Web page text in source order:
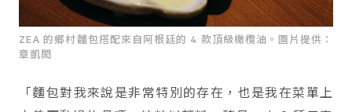
ZEA 的鄉村麵包搭配來自阿根廷的 4 款頂級橄欖油。圖片提供：
章凱閎
「麵包對我來說是非常特別的存在，也是我在菜單上